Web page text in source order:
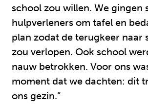
school zou willen. We gingen
hulpverleners om tafel en
plan zodat de terugkeer naar
zou verlopen. Ook school
nauw betrokken. Voor ons
moment dat we dachten: dit
ons gezin.”